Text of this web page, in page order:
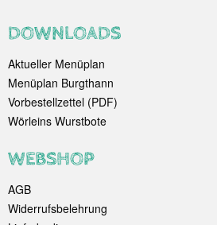
DOWNLOADS
Aktueller Menüplan
Menüplan Burgthann
Vorbestellzettel (PDF)
Wörleins Wurstbote
WEBSHOP
AGB
Widerrufsbelehrung